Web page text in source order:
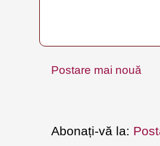
Postare mai nouă
Abonați-vă la: